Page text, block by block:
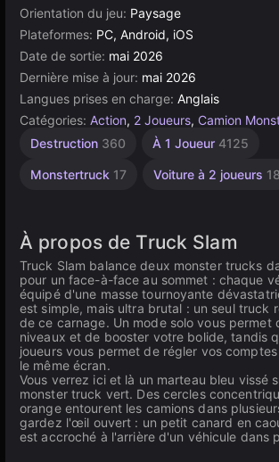
Orientation du jeu: Paysage
Plateformes: PC, Android, iOS
Date de sortie: mai 2026
Dernière mise à jour: mai 2026
Langues prises en charge: Anglais
Catégories: Action, 2 Joueurs, Camion
Destruction 360 À 1 Joueur 4125
Monstertruck 17 Voiture à 2 joueurs 18
À propos de Truck Slam
Truck Slam balance deux monster trucks
pour un face-à-face au sommet : chaque
équipé d'une masse tournoyante
est simple, mais ultra brutal : un seul truck
de ce carnage. Un mode solo vous permet
niveaux et de booster votre bolide, tandis
joueurs vous permet de régler vos
le même écran.
Vous verrez ici et là un marteau bleu vissé
monster truck vert. Des cercles
orange entourent les camions dans
gardez l'œil ouvert : un petit canard en
est accroché à l'arrière d'un véhicule dans